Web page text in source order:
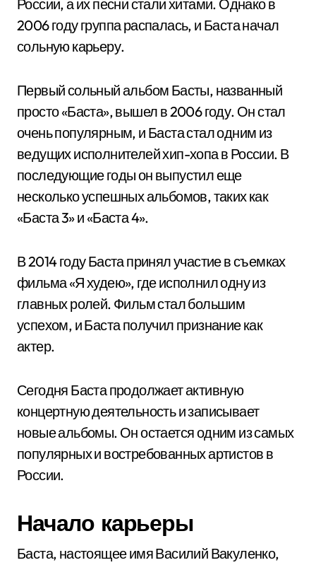
России, а их песни стали хитами. Однако в
2006 году группа распалась, и Баста начал
сольную карьеру.
Первый сольный альбом Басты, названный
просто «Баста», вышел в 2006 году. Он стал
очень популярным, и Баста стал одним из
ведущих исполнителей хип-хопа в России. В
последующие годы он выпустил еще
несколько успешных альбомов, таких как
«Баста 3» и «Баста 4».
В 2014 году Баста принял участие в съемках
фильма «Я худею», где исполнил одну из
главных ролей. Фильм стал большим
успехом, и Баста получил признание как
актер.
Сегодня Баста продолжает активную
концертную деятельность и записывает
новые альбомы. Он остается одним из самых
популярных и востребованных артистов в
России.
Начало карьеры
Баста, настоящее имя Василий Вакуленко,